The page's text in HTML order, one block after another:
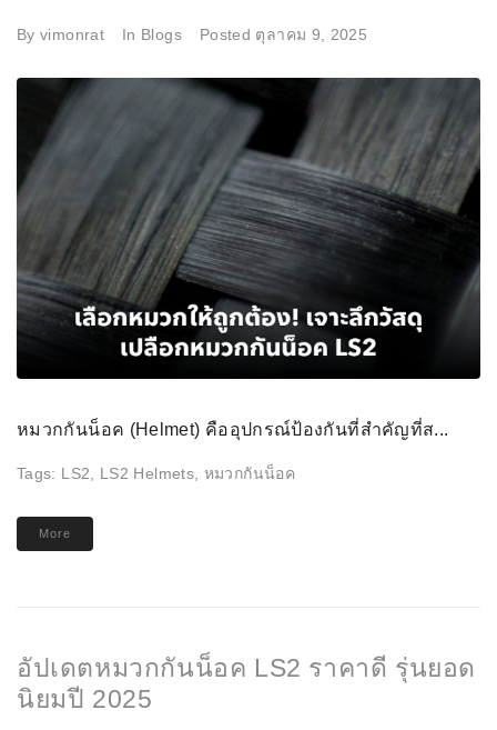
Byvimonrat In Blogs Posted ตุลาคม 9, 2025
หมวกกันน็อค (Helmet) คืออุปกรณ์ป้องกันที่สำคัญที่ส...
Tags: LS2, LS2 Helmets, หมวกกันน็อค
More
อัปเดตหมวกกันน็อค LS2 ราคาดี รุ่นยอด
นิยมปี 2025